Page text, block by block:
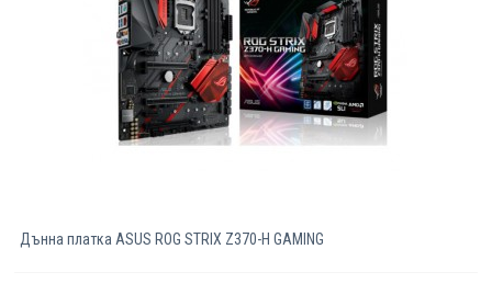
Дънна платка ASUS ROG STRIX Z370-H GAMING